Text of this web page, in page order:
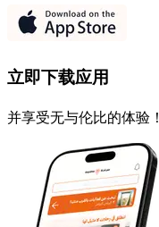
立即下载应用
并享受无与伦比的体验！